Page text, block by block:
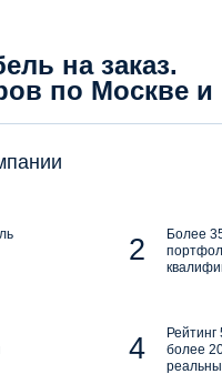
на заказ.
по Москве
Более
Рейтинг
более